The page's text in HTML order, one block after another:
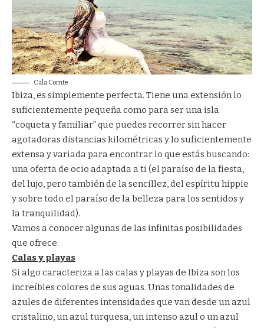
Cala Comte
Ibiza, es simplemente perfecta. Tiene una extensión lo
suficientemente pequeña como para ser una isla
“coqueta y familiar” que puedes recorrer sin hacer
agotadoras distancias kilométricas y lo suficientemente
extensa y variada para encontrar lo que estás buscando:
una oferta de ocio adaptada a ti (el paraíso de la fiesta,
del lujo, pero también de la sencillez, del espíritu hippie
y sobre todo el paraíso de la belleza para los sentidos y
la tranquilidad).
Vamos a conocer algunas de las infinitas posibilidades
que ofrece.
Calas y playas
Si algo caracteriza a las calas y playas de Ibiza son los
increíbles colores de sus aguas. Unas tonalidades de
azules de diferentes intensidades que van desde un azul
cristalino, un azul turquesa, un intenso azul o un azul